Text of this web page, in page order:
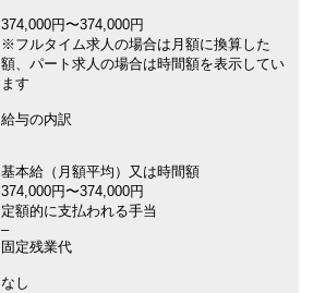
374,000円〜374,000円
※フルタイム求人の場合は月額に換算した
額、パート求人の場合は時間額を表示してい
ます
給与の内訳
基本給（月額平均）又は時間額
374,000円〜374,000円
定額的に支払われる手当
–
固定残業代
なし